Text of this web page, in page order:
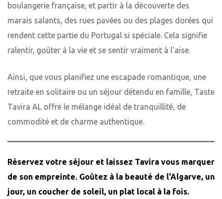
boulangerie française, et partir à la découverte des
marais salants, des rues pavées ou des plages dorées qui
rendent cette partie du Portugal si spéciale. Cela signifie
ralentir, goûter à la vie et se sentir vraiment à l'aise.
Ainsi, que vous planifiez une escapade romantique, une
retraite en solitaire ou un séjour détendu en famille, Taste
Tavira AL offre le mélange idéal de tranquillité, de
commodité et de charme authentique.
Réservez votre séjour et laissez Tavira vous marquer
de son empreinte. Goûtez à la beauté de l'Algarve, un
jour, un coucher de soleil, un plat local à la fois.